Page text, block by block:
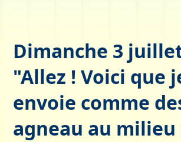
Dimanche 3
"Allez ! Voici que
envoie comme
agneau au milieu